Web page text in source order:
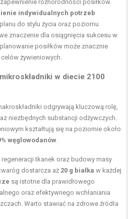
różnorodności posiłków.
indywidualnych potrzeb
do stylu życia oraz poziomu
znaczenie dla osiągnięcia sukcesu w
planowanie posiłków może znacznie
żywieniowych.
w diecie 2100
odgrywają kluczową rolę,
niezbędnych substancji odżywczych.
kształtują się na poziomie około
węglowodanów
tkanek oraz budowy masy
dostarcza aż 20 g białka w każdej
są istotne dla prawidłowego
oraz efektywnego wchłaniania
Warto stawiać na zdroweźródła